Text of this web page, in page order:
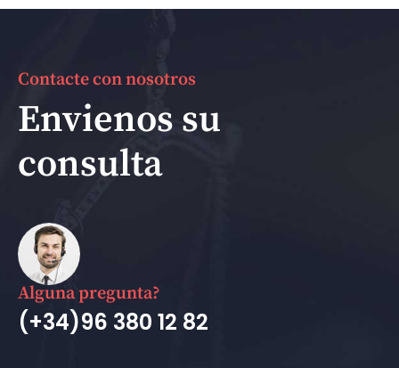
Contacte con nosotros
Envienos su
consulta
Alguna pregunta?
(+34)96 380 12 82